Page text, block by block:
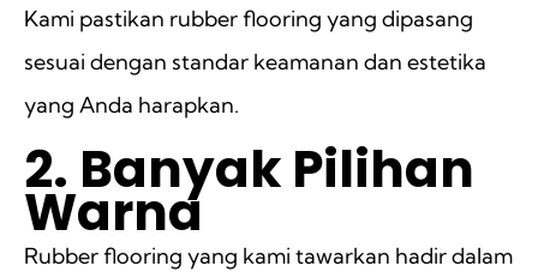
Kami pastikan rubber flooring yang dipasang
sesuai dengan standar keamanan dan estetika
yang Anda harapkan.
2. Banyak Pilihan
Warna
Rubber flooring yang kami tawarkan hadir dalam